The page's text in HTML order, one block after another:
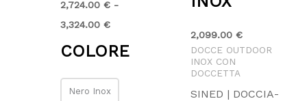
2,724.00 € -
3,324.00 €
COLORE
Nero Inox
2,099.00 €
DOCCE OUTDOOR
INOX CON
DOCCETTA
SINED | DOCCIA-